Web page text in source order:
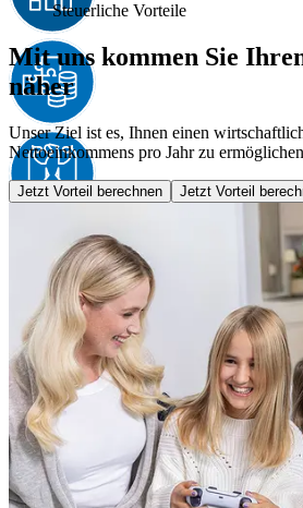
Steuerliche Vorteile
Mit uns kommen Sie
näher
Unser Ziel ist es, Ihnen einen
Nettoeinkommens pro Jahr zu
Jetzt Vorteil berechnen Jetzt Vorteil